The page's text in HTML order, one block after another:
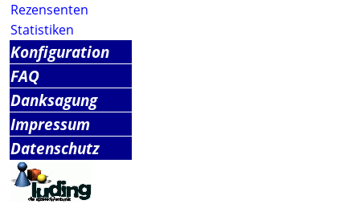
Rezensenten
Statistiken
Konfiguration
FAQ
Danksagung
Impressum
Datenschutz